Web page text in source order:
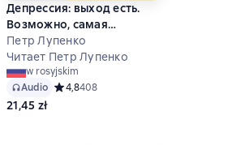
оценок
Депрессия: выход есть.
Возможно, самая
радостная книга в твоей
жизни
Петр Лупенко
Читает Петр Лупенко
w rosyjskim
Audio Средний рейтинг 4,8 на основе 408
4,8408
21,45 zł